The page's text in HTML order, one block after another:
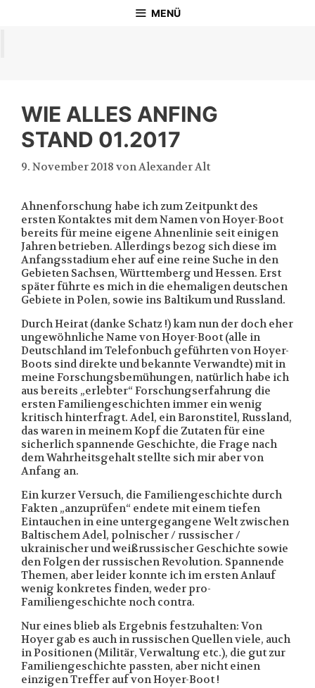
MENÜ
WIE ALLES ANFING
STAND 01.2017
9. November 2018 vonAlexander Alt
Ahnenforschung habe ich zum Zeitpunkt des
ersten Kontaktes mit dem Namen von Hoyer-Boot
bereits für meine eigene Ahnenlinie seit einigen
Jahren betrieben. Allerdings bezog sich diese im
Anfangsstadium eher auf eine reine Suche in den
Gebieten Sachsen, Württemberg und Hessen. Erst
später führte es mich in die ehemaligen deutschen
Gebiete in Polen, sowie ins Baltikum und Russland.
Durch Heirat (danke Schatz !) kam nun der doch eher
ungewöhnliche Name von Hoyer-Boot (alle in
Deutschland im Telefonbuch geführten von Hoyer-
Boots sind direkte und bekannte Verwandte) mit in
meine Forschungsbemühungen, natürlich habe ich
aus bereits „erlebter“ Forschungserfahrung die
ersten Familiengeschichten immer ein wenig
kritisch hinterfragt. Adel, ein Baronstitel, Russland,
das waren in meinem Kopf die Zutaten für eine
sicherlich spannende Geschichte, die Frage nach
dem Wahrheitsgehalt stellte sich mir aber von
Anfang an.
Ein kurzer Versuch, die Familiengeschichte durch
Fakten „anzuprüfen“ endete mit einem tiefen
Eintauchen in eine untergegangene Welt zwischen
Baltischem Adel, polnischer / russischer /
ukrainischer und weißrussischer Geschichte sowie
den Folgen der russischen Revolution. Spannende
Themen, aber leider konnte ich im ersten Anlauf
wenig konkretes finden, weder pro-
Familiengeschichte noch contra.
Nur eines blieb als Ergebnis festzuhalten: Von
Hoyer gab es auch in russischen Quellen viele, auch
in Positionen (Militär, Verwaltung etc.), die gut zur
Familiengeschichte passten, aber nicht einen
einzigen Treffer auf von Hoyer-Boot !